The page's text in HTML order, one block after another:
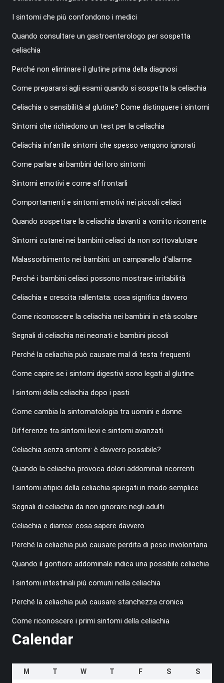
I sintomi che più confondono i medici
Quando consultare un gastroenterologo per sospetta
celiachia
Perché non eliminare il glutine prima della diagnosi
Come prepararsi agli esami quando si sospetta la celiachia
Celiachia o sensibilità al glutine? Come distinguere i sintomi
Sintomi che richiedono un test per la celiachia
Celiachia infantile sintomi che spesso vengono ignorati
Come parlare ai bambini dei loro sintomi
Sintomi emotivi e come affrontarli
Comportamenti e sintomi emotivi nei piccoli celiaci
Quando sospettare la celiachia davanti a vomito ricorrente
Sintomi cutanei nei bambini celiaci da non sottovalutare
Malassorbimento nei bambini: un campanello d’allarme
Perché i bambini celiaci possono mostrare irritabilità
Celiachia e crescita rallentata: cosa significa davvero
Come riconoscere la celiachia nei bambini in età scolare
Segnali di celiachia nei neonati e bambini piccoli
Perché la celiachia può causare mal di testa frequenti
Come capire se i sintomi digestivi sono legati al glutine
I sintomi della celiachia dopo i pasti
Come cambia la sintomatologia tra uomini e donne
Differenze tra sintomi lievi e sintomi avanzati
Celiachia senza sintomi: è davvero possibile?
Quando la celiachia provoca dolori addominali ricorrenti
I sintomi atipici della celiachia spiegati in modo semplice
Segnali di celiachia da non ignorare negli adulti
Celiachia e diarrea: cosa sapere davvero
Perché la celiachia può causare perdita di peso involontaria
Quando il gonfiore addominale indica una possibile celiachia
I sintomi intestinali più comuni nella celiachia
Perché la celiachia può causare stanchezza cronica
Come riconoscere i primi sintomi della celiachia
Calendar
M T W T F S
S